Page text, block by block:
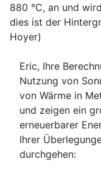
880 °C, an und
dies ist der
Hoyer)
Eric, Ihre
Nutzung von
von Wärme in
und zeigen ein
erneuerbarer
Ihrer
durchgehen: